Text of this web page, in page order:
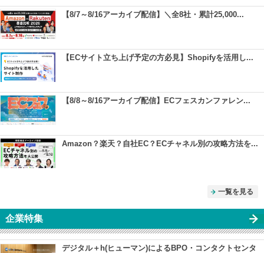
【8/7～8/16アーカイブ配信】＼全8社・累計25,000...
【ECサイト立ち上げ予定の方必見】Shopifyを活用し...
【8/8～8/16アーカイブ配信】ECフェスカンファレン...
Amazon？楽天？自社EC？ECチャネル別の攻略方法を...
一覧を見る
企業特集
デジタル＋h(ヒューマン)によるBPO・コンタクトセンタ